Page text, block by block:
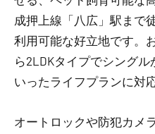
成押上線「八広」駅まで
利用可能な好立地です。
ら2LDKタイプでシング
いったライフプランに対
オートロックや防犯カメ